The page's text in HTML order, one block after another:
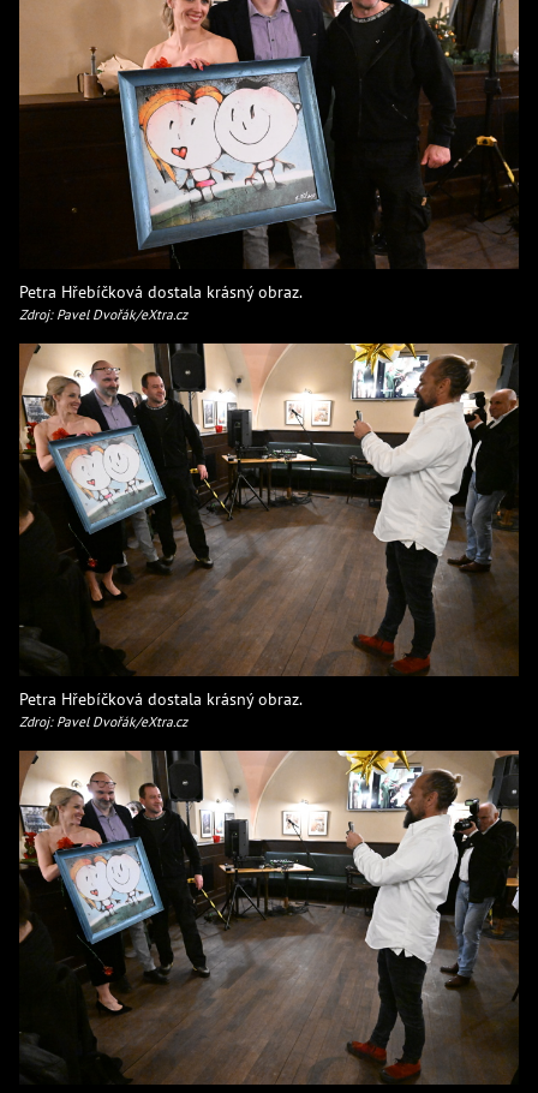
Petra Hřebíčková dostala krásný obraz.
Zdroj: Pavel Dvořák/eXtra.cz
Petra Hřebíčková dostala krásný obraz.
Zdroj: Pavel Dvořák/eXtra.cz